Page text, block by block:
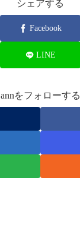
シェアする
Facebook
LINE
annをフォローする